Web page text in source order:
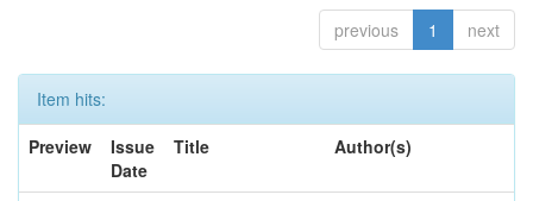
previous 1 next
Item hits:
Preview
Issue
Date
Title Author(s)